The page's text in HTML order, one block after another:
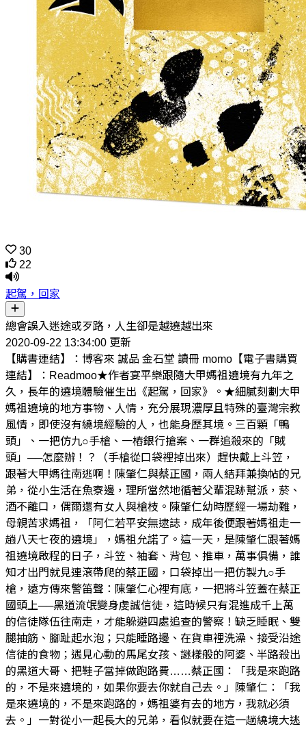
30
22
起駕，回家
總會誤入迷途或歹路，人生卻是越遶越出來
2020-09-22 13:34:00 更新
【購書連結】：博客來 誠品 金石堂 讀冊 momo【電子書購買
連結】：Readmoo★作者宴平樂跟隨大甲媽祖遶境有九年之
久，長年的遶境體驗催生出《起駕，回家》。★細膩刻劃大甲
媽祖遶境的地方事物、人情，充分展現濃厚且特殊的臺灣宗教
風情，即使沒有繞境經驗的人，也能身歷其境。三百顆「鴨
頭」、一把仿九○手槍、一樁銀行搶案、一群追殺來的「賊
頭」──怎麼辦！？（手槍從口袋裡掉出來）趕快戴上斗笠，
跟著大甲媽往南逃啊！陳肇仁與蔡正國，兩人結拜兼換帖的兄
弟，從小生活在魚寮邊，理所當然地循著父輩混跡幫派，菸、
酒不離口，偶爾還有女人與槍枝。陳肇仁幼時歷經一場劫難，
母親苦求媽祖，「阿仁若平安無逮誌，成年後便跟著媽祖走一
趟八天七夜的遶境」，媽祖允諾了。這一天，是陳肇仁跟著媽
祖遶境啟程的日子，斗笠、袖套、背包、推車，萬事俱備，誰
知才出門就見連滾帶爬的蔡正國，口袋掉出一把仿製九○手
槍，遠方傳來警笛聲：陳肇仁心裡有底，一把將斗笠蓋在蔡正
國頭上──黑道流氓變身虔誠信徒，這時候只有混進成千上萬
的信徒隊伍往南走，才能躲避四處追查的警察！缺乏睡眠、雙
腿抽筋、腳趾起水泡；只能睡路邊、在貨車裡洗澡、接受沿途
信徒的食物；遇見心動的馬尾女孩、謎樣般的阿婆、半路殺出
的黑道大哥、把鞋子當掉做跑路費……蔡正國：「我是來跑路
的，不是來遶境的，如果你要去你就自己去。」陳肇仁：「我
是來遶境的，不是來跑路的，媽祖婆有去的地方，我就必須
去。」一對從小一起長大的兄弟，看似就要在這一趟繞境大逃